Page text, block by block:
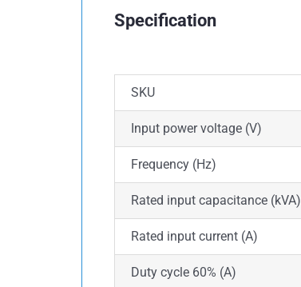
Specification
SKU
Input power voltage (V)
Frequency (Hz)
Rated input capacitance (kVA)
Rated input current (A)
Duty cycle 60% (A)